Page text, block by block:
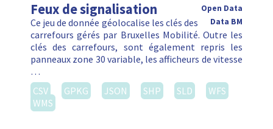
Feux de signalisation
Open Data
Data BM
Ce jeu de donnée géolocalise les clés des
carrefours gérés par Bruxelles Mobilité. Outre les
clés des carrefours, sont également repris les
panneaux zone 30 variable, les afficheurs de vitesse
…
CSV
GPKG JSON SHP SLD
WFS
WMS